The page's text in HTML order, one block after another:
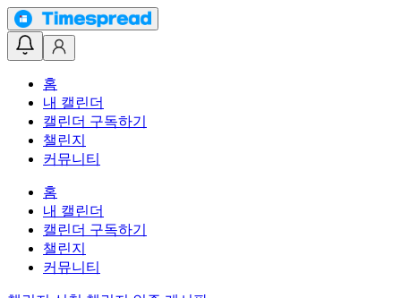
홈
내 캘린더
캘린더 구독하기
챌린지
커뮤니티
홈
내 캘린더
캘린더 구독하기
챌린지
커뮤니티